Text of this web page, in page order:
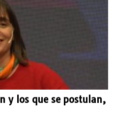
y los que se postulan,